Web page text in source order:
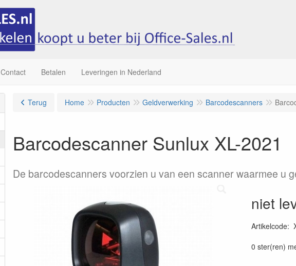
Contact Betalen Leveringen in Nederland
Terug Home Producten Geldverwerking Barcodescanners
Barcodescanner Sunlux XL-2021
De barcodescanners voorzien u van een scanner waarmee u
niet
Artikelcode:
0 ster(ren)